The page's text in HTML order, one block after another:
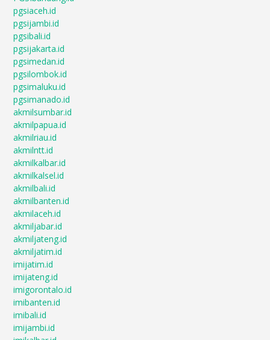
pgsiaceh.id
pgsijambi.id
pgsibali.id
pgsijakarta.id
pgsimedan.id
pgsilombok.id
pgsimaluku.id
pgsimanado.id
akmilsumbar.id
akmilpapua.id
akmilriau.id
akmilntt.id
akmilkalbar.id
akmilkalsel.id
akmilbali.id
akmilbanten.id
akmilaceh.id
akmiljabar.id
akmiljateng.id
akmiljatim.id
imijatim.id
imijateng.id
imigorontalo.id
imibanten.id
imibali.id
imijambi.id